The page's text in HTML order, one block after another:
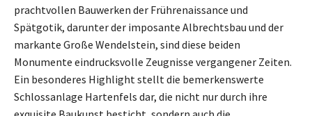
prachtvollen Bauwerken der Frührenaissance und
Spätgotik, darunter der imposante Albrechtsbau und der
markante Große Wendelstein, sind diese beiden
Monumente eindrucksvolle Zeugnisse vergangener Zeiten.
Ein besonderes Highlight stellt die bemerkenswerte
Schlossanlage Hartenfels dar, die nicht nur durch ihre